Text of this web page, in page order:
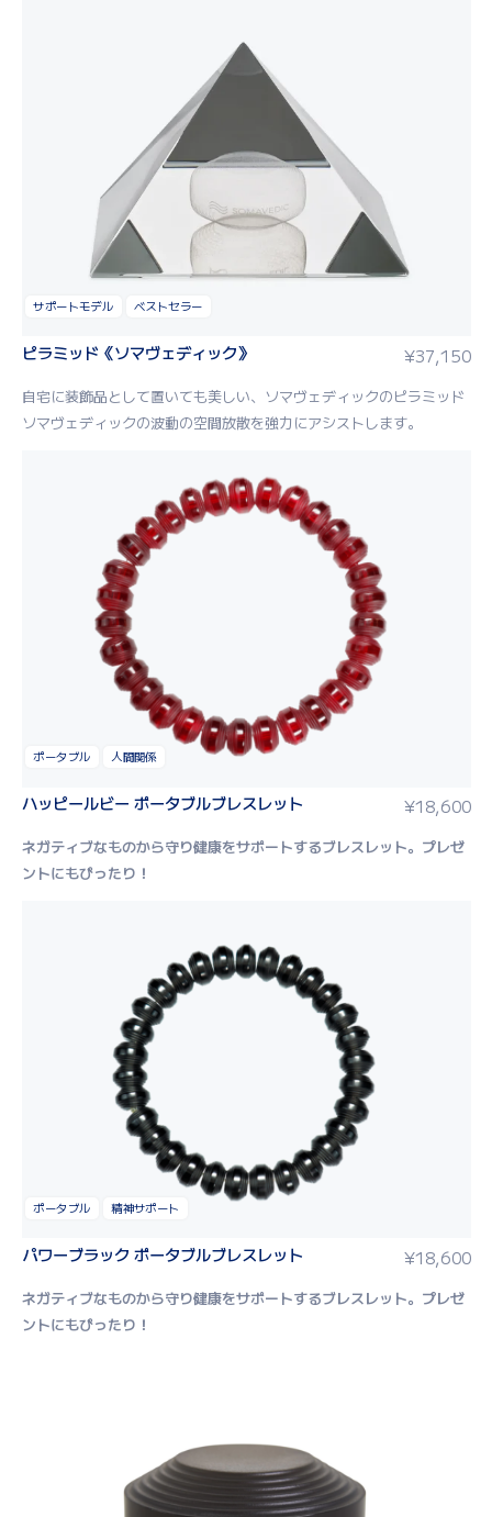
サポートモデル ベストセラー
ピラミッド《ソマヴェディック》 ¥37,150
自宅に装飾品として置いても美しい、ソマヴェディックのピラミッド
ソマヴェディックの波動の空間放散を強力にアシストします。
ポータブル 人間関係
ハッピールビー ポータブルブレスレット ¥18,600
ネガティブなものから守り健康をサポートするブレスレット。 プレゼ
ントにもぴったり！
ポータブル 精神サポート
パワーブラック ポータブルブレスレット ¥18,600
ネガティブなものから守り健康をサポートするブレスレット。 プレゼ
ントにもぴったり！